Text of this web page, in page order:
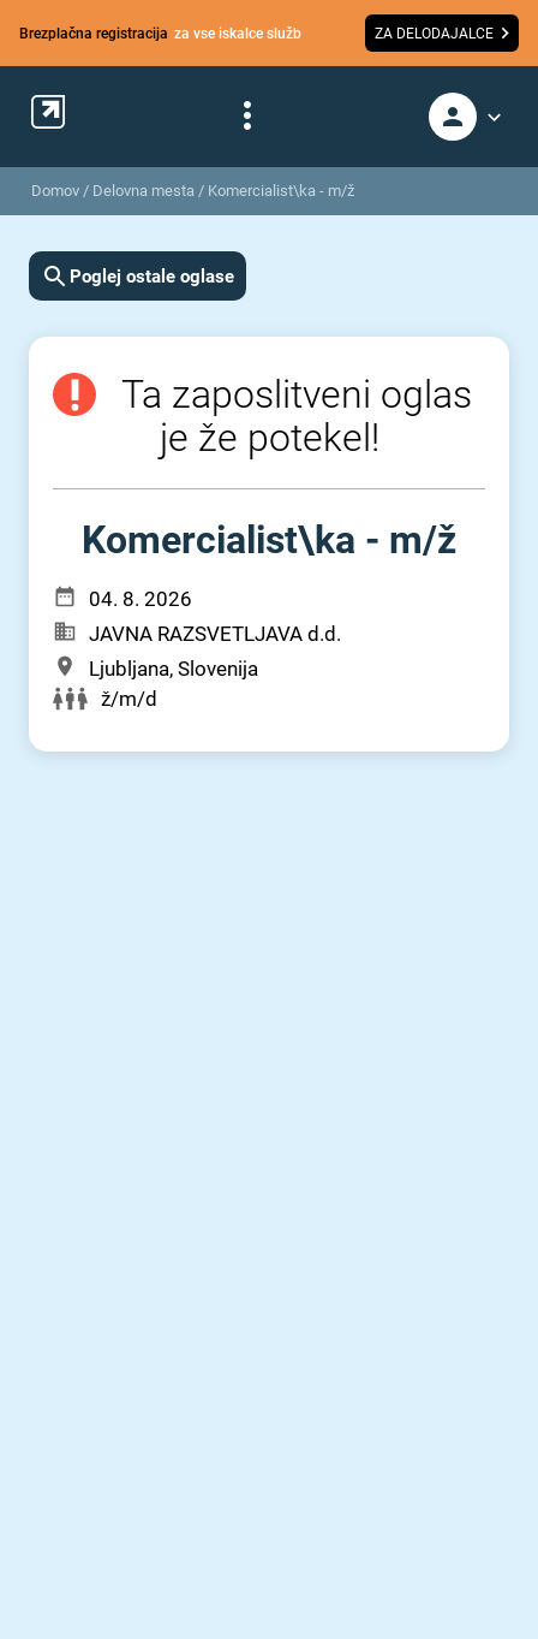
Brezplačna registracija za vse iskalce služb ZA DELODAJALCE
Domov / Delovna mesta / Komercialist\ka - m/ž
Poglej ostale oglase
Ta zaposlitveni oglas
je že potekel!
Komercialist\ka - m⁠/⁠ž
04. 8. 2026
JAVNA RAZSVETLJAVA d.d.
Ljubljana, Slovenija
ž/m/d